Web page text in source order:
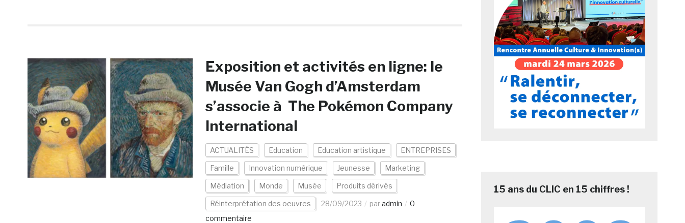
Exposition et activités en ligne: le
Musée Van Gogh d’Amsterdam
s’associe à The Pokémon Company
International
ACTUALITÉS Education Education artistique ENTREPRISES
Famille Innovation numérique Jeunesse Marketing
Médiation Monde Musée Produits dérivés
Réinterprétation des oeuvres 28/09/2023 paradmin
0
commentaire
15 ans du CLIC en 15 chiffres !